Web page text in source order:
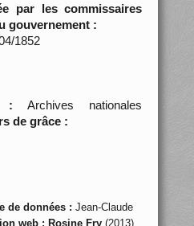
par les commissaires
gouvernement :
1852
: Archives nationales
de grâce :
de données : Jean-Claude
web : Rosine Fry(2013)